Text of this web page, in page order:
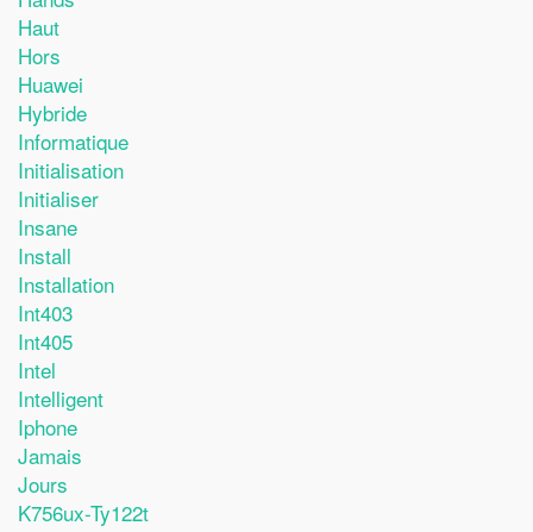
Haut
Hors
Huawei
Hybride
Informatique
Initialisation
Initialiser
Insane
Install
Installation
Int403
Int405
Intel
Intelligent
Iphone
Jamais
Jours
K756ux-Ty122t